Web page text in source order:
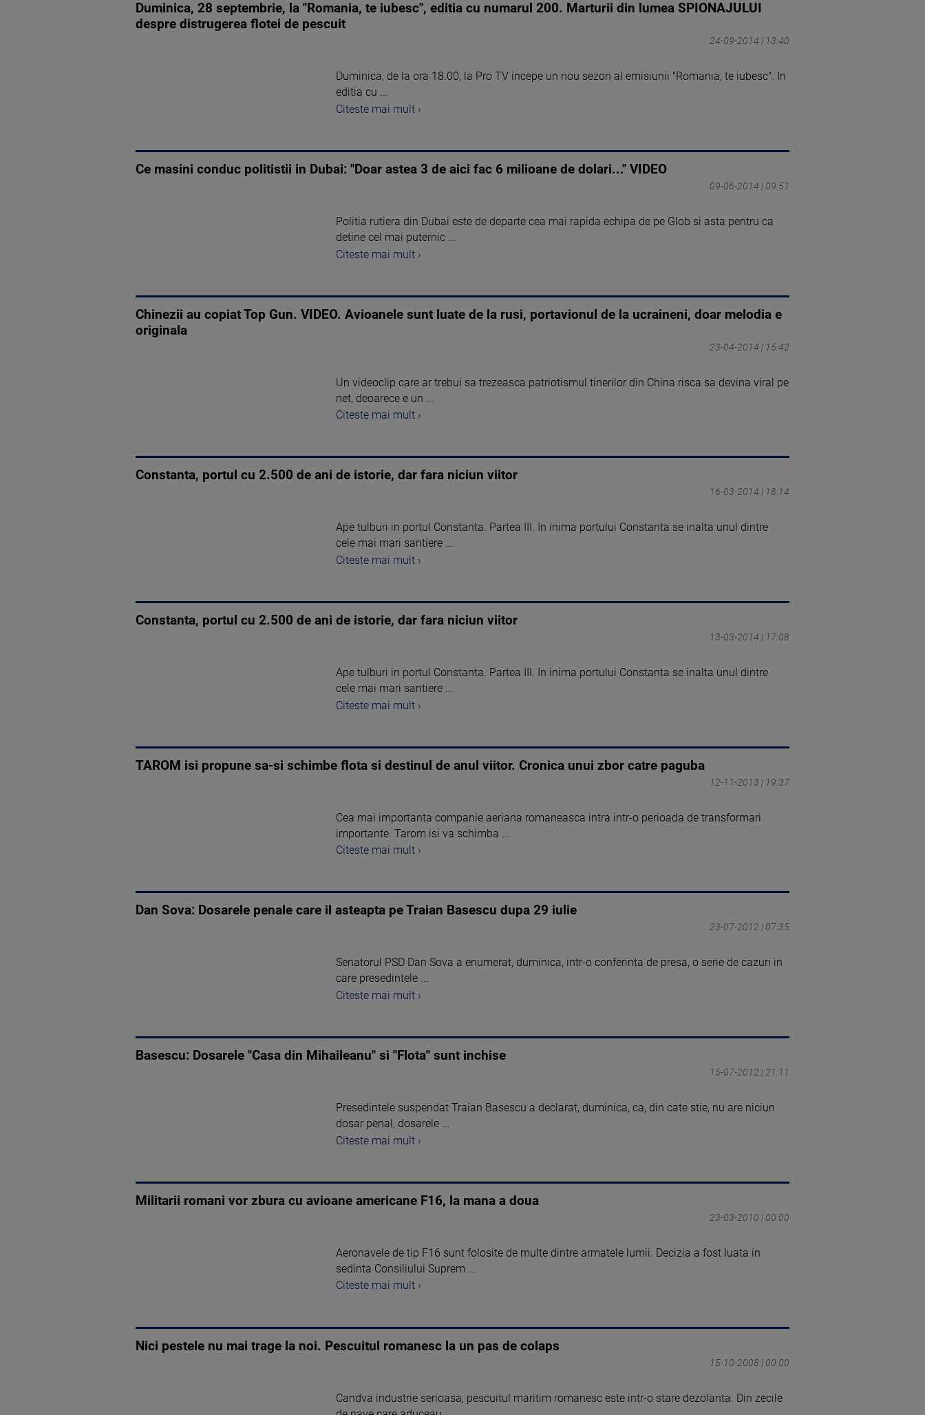
Duminica, 28 septembrie, la "Romania, te iubesc", editia cu numarul 200. Marturii din lumea SPIONAJULUI
despre distrugerea flotei de pescuit
24-09-2014 | 13:40
Duminica, de la ora 18.00, la Pro TV incepe un nou sezon al emisiunii "Romania, te iubesc". In
editia cu ...
Citeste mai mult ›
Ce masini conduc politistii in Dubai: "Doar astea 3 de aici fac 6 milioane de dolari..." VIDEO
09-06-2014 | 09:51
Politia rutiera din Dubai este de departe cea mai rapida echipa de pe Glob si asta pentru ca
detine cel mai puternic ...
Citeste mai mult ›
Chinezii au copiat Top Gun. VIDEO. Avioanele sunt luate de la rusi, portavionul de la ucraineni, doar melodia e
originala
23-04-2014 | 15:42
Un videoclip care ar trebui sa trezeasca patriotismul tinerilor din China risca sa devina viral pe
net, deoarece e un ...
Citeste mai mult ›
Constanta, portul cu 2.500 de ani de istorie, dar fara niciun viitor
16-03-2014 | 18:14
Ape tulburi in portul Constanta. Partea III. In inima portului Constanta se inalta unul dintre
cele mai mari santiere ...
Citeste mai mult ›
Constanta, portul cu 2.500 de ani de istorie, dar fara niciun viitor
13-03-2014 | 17:08
Ape tulburi in portul Constanta. Partea III. In inima portului Constanta se inalta unul dintre
cele mai mari santiere ...
Citeste mai mult ›
TAROM isi propune sa-si schimbe flota si destinul de anul viitor. Cronica unui zbor catre paguba
12-11-2013 | 19:37
Cea mai importanta companie aeriana romaneasca intra intr-o perioada de transformari
importante. Tarom isi va schimba ...
Citeste mai mult ›
Dan Sova: Dosarele penale care il asteapta pe Traian Basescu dupa 29 iulie
23-07-2012 | 07:35
Senatorul PSD Dan Sova a enumerat, duminica, intr-o conferinta de presa, o serie de cazuri in
care presedintele ...
Citeste mai mult ›
Basescu: Dosarele "Casa din Mihaileanu" si "Flota" sunt inchise
15-07-2012 | 21:11
Presedintele suspendat Traian Basescu a declarat, duminica, ca, din cate stie, nu are niciun
dosar penal, dosarele ...
Citeste mai mult ›
Militarii romani vor zbura cu avioane americane F16, la mana a doua
23-03-2010 | 00:00
Aeronavele de tip F16 sunt folosite de multe dintre armatele lumii. Decizia a fost luata in
sedinta Consiliului Suprem ...
Citeste mai mult ›
Nici pestele nu mai trage la noi. Pescuitul romanesc la un pas de colaps
15-10-2008 | 00:00
Candva industrie serioasa, pescuitul maritim romanesc este intr-o stare dezolanta. Din zecile